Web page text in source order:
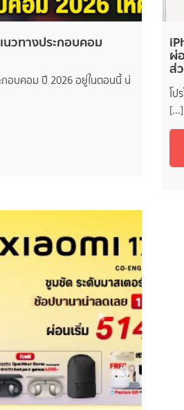
นวทางประกอบคอม
กอบคอม ปี 2026 อยู่ในตอนนี้ น่
ผ่
ส่
โป
[...]